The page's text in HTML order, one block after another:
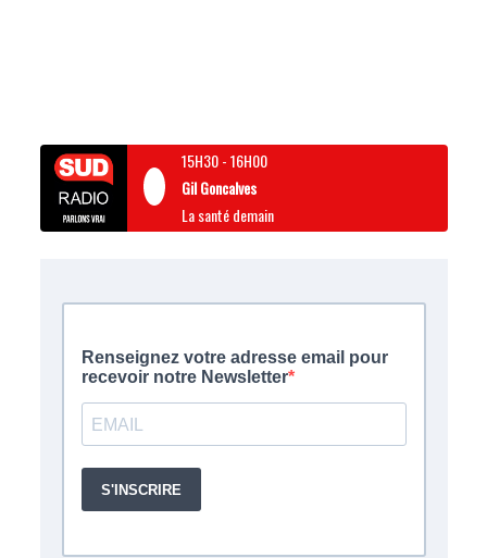
15H30-16H00
Gil Goncalves
La santé demain